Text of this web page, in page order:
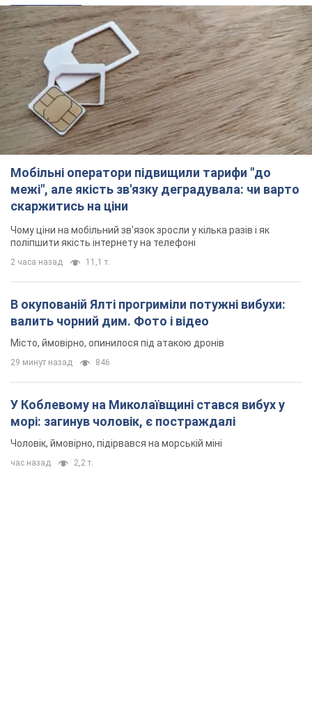
межі", але якість зв'язку деградувала: чи варто
скаржитись на ціни
Чому ціни на мобільний зв'язок зросли у кілька разів і як
поліпшити якість інтернету на телефоні
2 часа назад 11,1 т.
В окупованій Ялті прогриміли потужні вибухи:
валить чорний дим. Фото і відео
У Коблевому на Миколаївщині стався вибух у
морі: загинув чоловік, є постраждалі
Чоловік, ймовірно, підірвався на морській міні
час назад 2,2 т.